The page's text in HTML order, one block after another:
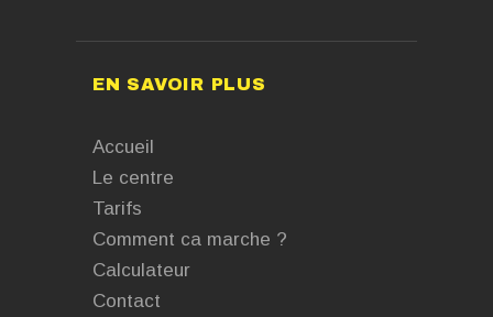
EN SAVOIR PLUS
Accueil
Le centre
Tarifs
Comment ca marche ?
Calculateur
Contact